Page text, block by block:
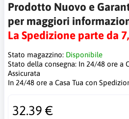
Prodotto Nuovo e
per maggiori
La Spedizione parte da
Stato magazzino: Disponibile
Stato della consegna: In 24/48 ore a
Assicurata
In 24/48 ore a Casa Tua con
32.39 €